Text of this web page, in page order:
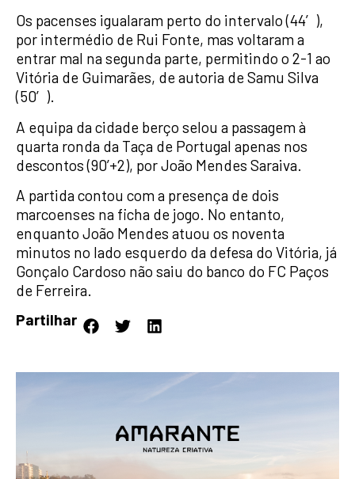
Os pacenses igualaram perto do intervalo (44′),
por intermédio de Rui Fonte, mas voltaram a
entrar mal na segunda parte, permitindo o 2-1 ao
Vitória de Guimarães, de autoria de Samu Silva
(50′).
A equipa da cidade berço selou a passagem à
quarta ronda da Taça de Portugal apenas nos
descontos (90’+2), por João Mendes Saraiva.
A partida contou com a presença de dois
marcoenses na ficha de jogo. No entanto,
enquanto João Mendes atuou os noventa
minutos no lado esquerdo da defesa do Vitória, já
Gonçalo Cardoso não saiu do banco do FC Paços
de Ferreira.
Partilhar